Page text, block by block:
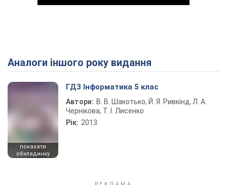
Play Video
Аналоги іншого року видання
показати
обкладинку
ГДЗ Інформатика 5 клас
Автори: В. В. Шакотько, Й. Я. Ривкінд, Л. А.
Чернікова, Т. І. Лисенко
Рік: 2013